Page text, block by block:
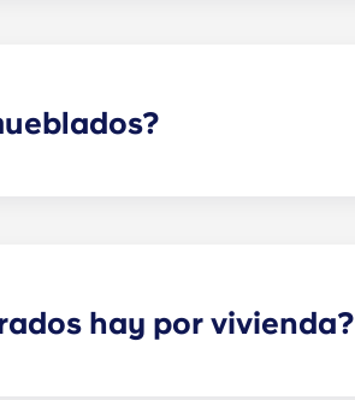
hay por vivienda?